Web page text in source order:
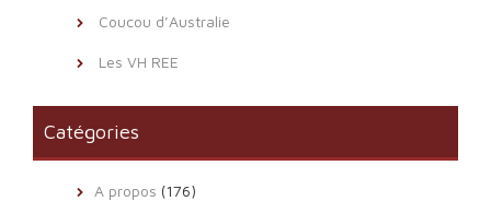
Coucou d’Australie
Les VH REE
Catégories
A propos (176)